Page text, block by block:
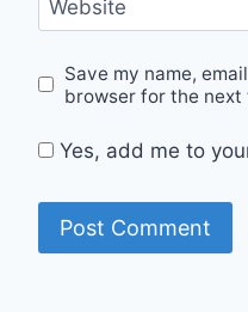
Website
Save my name,
browser for the next
Yes, add me to